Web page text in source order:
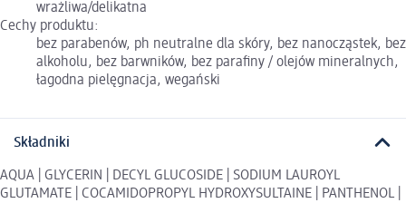
wrażliwa/delikatna
Cechy produktu:
bez parabenów, ph neutralne dla skóry, bez nanocząstek, bez
alkoholu, bez barwników, bez parafiny / olejów mineralnych,
łagodna pielęgnacja, wegański
Składniki
AQUA | GLYCERIN | DECYL GLUCOSIDE | SODIUM LAUROYL
GLUTAMATE | COCAMIDOPROPYL HYDROXYSULTAINE | PANTHENOL |